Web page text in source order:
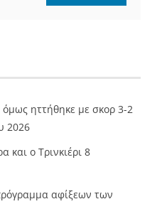
ηττήθηκε με σκορ 3-2
2026
ο Τρινκιέρι 8
αφίξεων των